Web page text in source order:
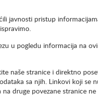
javnosti pristup
u pogledu informacija na
naše stranice i direktno
sa njih. Linkovi koji se
druge povezane stranice